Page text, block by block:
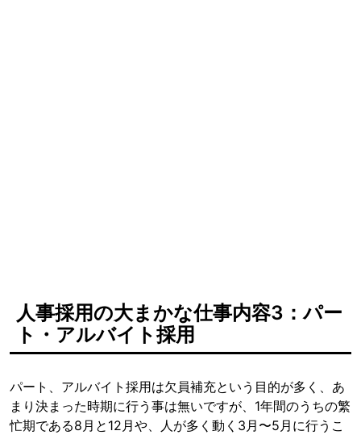
人事採用の大まかな仕事内容3：パー
ト・アルバイト採用
パート、アルバイト採用は欠員補充という目的が多く、あ
まり決まった時期に行う事は無いですが、1年間のうちの繁
忙期である8月と12月や、人が多く動く3月〜5月に行うこ